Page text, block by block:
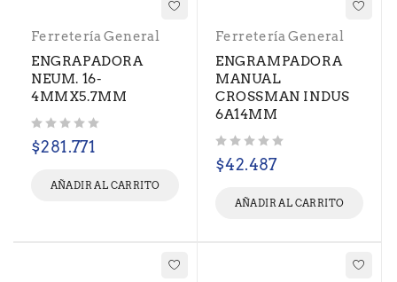
Ferretería General
ENGRAPADORA
NEUM. 16-
4MMX5.7MM
$281.771
AÑADIR AL CARRITO
Ferretería General
ENGRAMPADORA
MANUAL
CROSSMAN INDUS
6A14MM
$42.487
AÑADIR AL CARRITO